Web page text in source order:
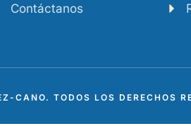
Contáctanos
CANO. TODOS LOS DERECHOS